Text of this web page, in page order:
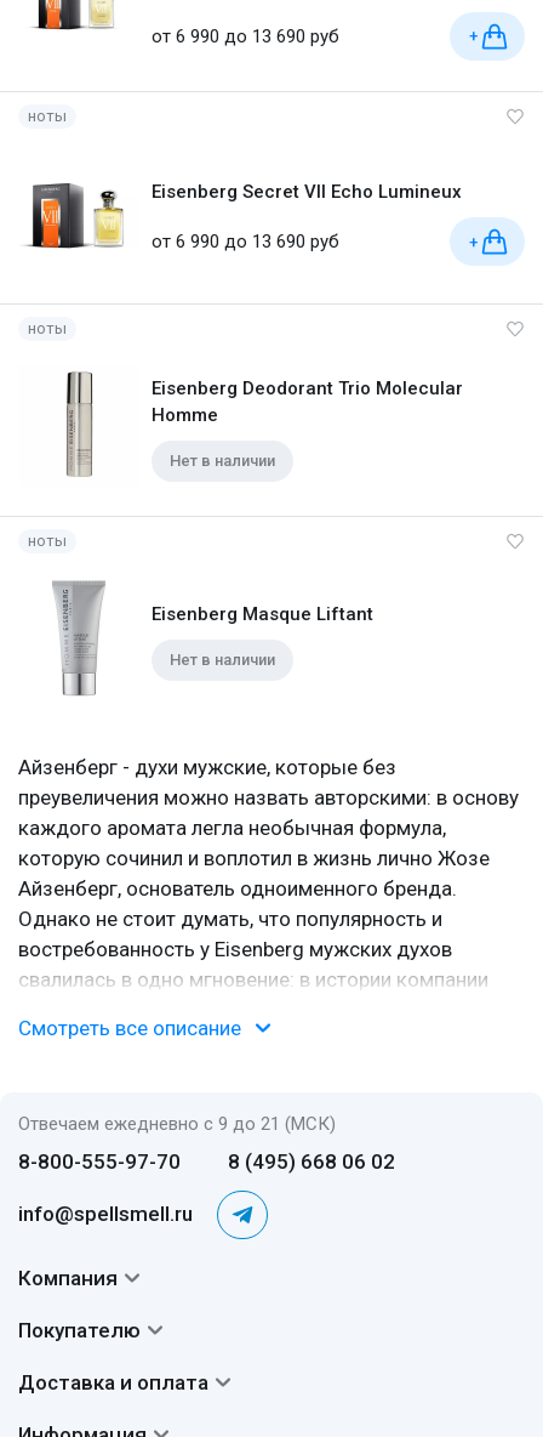
от 6 990 до 13 690 руб
+
ноты
Eisenberg Secret VII Echo Lumineux
от 6 990 до 13 690 руб +
ноты
Eisenberg Deodorant Trio Molecular
Homme
Нет в наличии
ноты
Eisenberg Masque Liftant
Нет в наличии
Айзенберг - духи мужские, которые без
преувеличения можно назвать авторскими: в основу
каждого аромата легла необычная формула,
которую сочинил и воплотил в жизнь лично Жозе
Айзенберг, основатель одноименного бренда.
Однако не стоит думать, что популярность и
востребованность у Eisenberg мужских духов
свалилась в одно мгновение: в истории компании
В начале этого долгого пути лежала мечта одного
человека - Жозе Айзенберга. Изначально маэстро
занимался изучением и разработкой новых женских
и мужских косметических продуктов. Уходовые
средства от Jose Isenberg (таково было первое имя
этой компании) довольно быстро завоевали
европейских модников и модниц, стремившихся
Смотреть все описание
Отвечаем ежедневно с 9 до 21 (МСК)
8-800-555-97-70 8 (495) 668 06 02
info@spellsmell.ru
Компания
Авторы
Сертификаты
Покупателю
Доставка и оплата
Доставка